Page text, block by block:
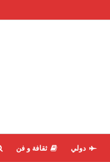
دولي ثقافة و فن